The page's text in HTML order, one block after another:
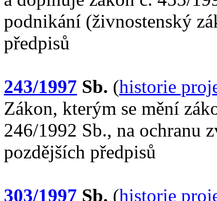
podnikání (živnostenský
předpisů
243/1997 Sb. (historie
Zákon, kterým se mění
246/1992 Sb., na ochranu
pozdějších předpisů
303/1997 Sb. (historie